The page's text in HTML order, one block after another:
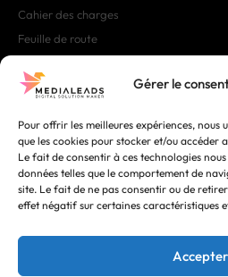
Gérer le
Pour offrir les meilleures expériences, nous
que les cookies pour stocker et/ou accéder
Le fait de consentir à ces technologies
données telles que le comportement de
site. Le fait de ne pas consentir ou de
effet négatif sur certaines caractéristiques
Accepter
Cahier des charges
Feuille de route
Nos partenaires
© All rights
Développé par